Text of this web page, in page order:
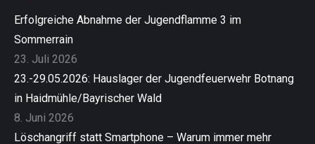
Erfolgreiche Abnahme der Jugendflamme 3 im
Sommerrain
23. Juli 2026
23.-29.05.2026: Hauslager der Jugendfeuerwehr Botnang
in Haidmühle/Bayrischer Wald
8. Juni 2026
Löschangriff statt Smartphone – Warum immer mehr